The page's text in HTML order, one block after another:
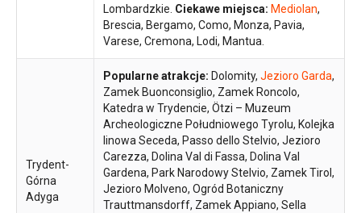
Lombardzkie. Ciekawe miejsca: Mediolan,
Brescia, Bergamo, Como, Monza, Pavia,
Varese, Cremona, Lodi, Mantua.
Trydent-
Górna
Adyga
Popularne atrakcje: Dolomity, Jezioro Garda,
Zamek Buonconsiglio, Zamek Roncolo,
Katedra w Trydencie, Ötzi – Muzeum
Archeologiczne Południowego Tyrolu, Kolejka
linowa Seceda, Passo dello Stelvio, Jezioro
Carezza, Dolina Val di Fassa, Dolina Val
Gardena, Park Narodowy Stelvio, Zamek Tirol,
Jezioro Molveno, Ogród Botaniczny
Trauttmansdorff, Zamek Appiano, Sella